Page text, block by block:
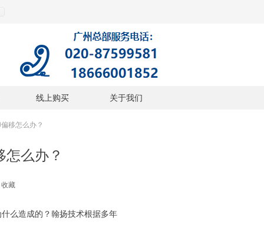
线上购买 关于我们
怎么办？
移怎么办？
么造成的？翰扬技术根据多年
收藏